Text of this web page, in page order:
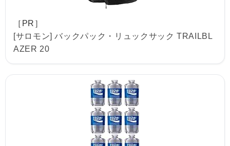
［PR］
[サロモン] バックパック・リュックサック TRAILBL
AZER 20